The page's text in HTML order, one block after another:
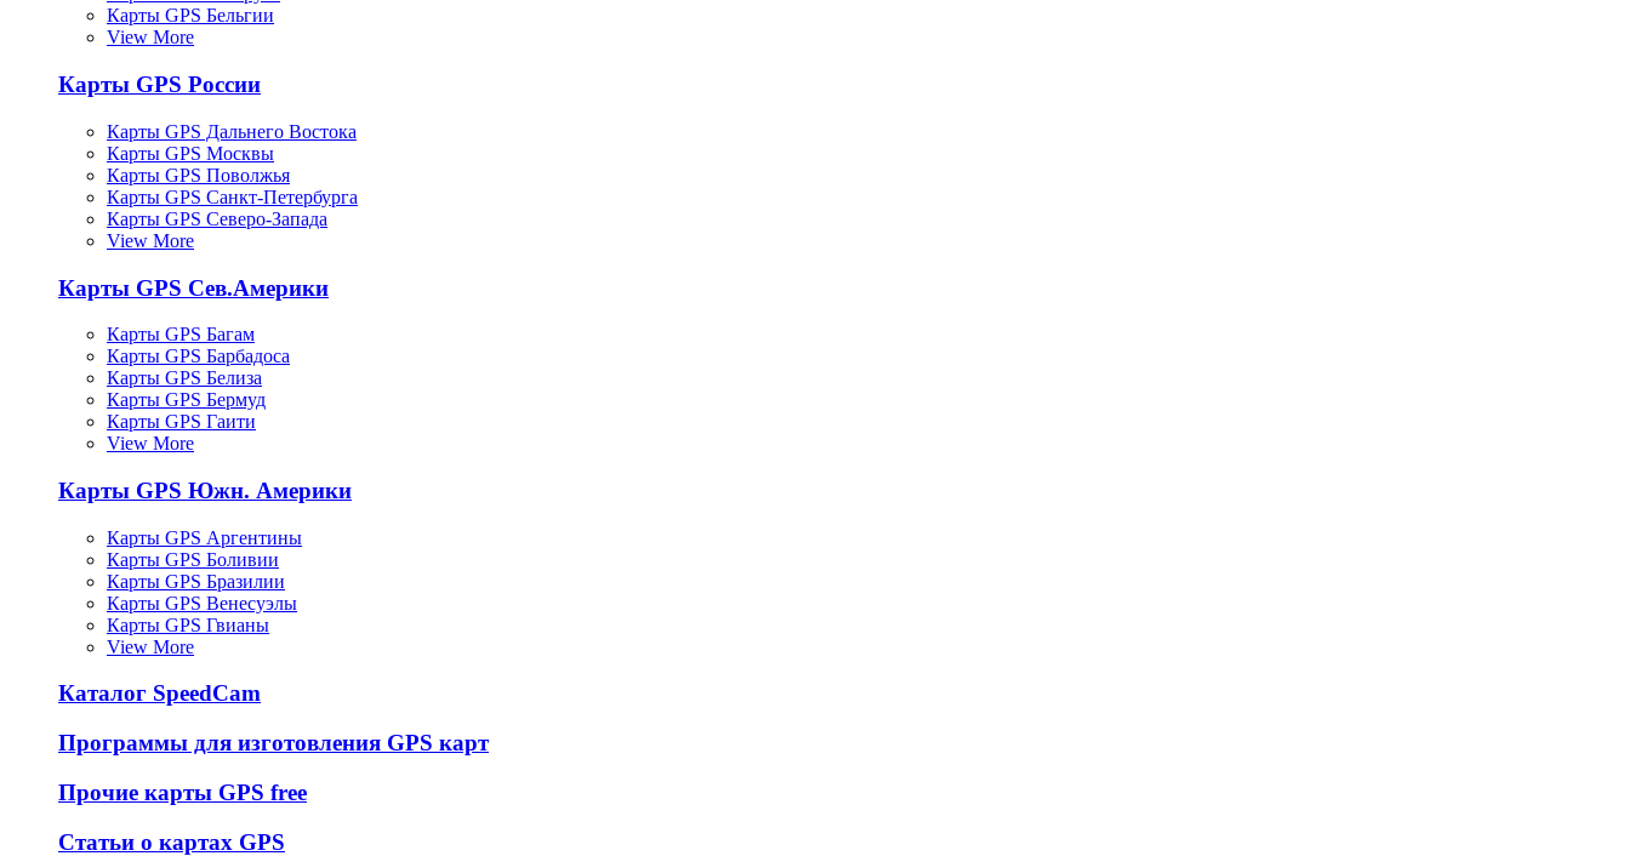
Карты GPS Бельгии
View More
Карты GPS России
Карты GPS Дальнего Востока
Карты GPS Москвы
Карты GPS Поволжья
Карты GPS Санкт-Петербурга
Карты GPS Северо-Запада
View More
Карты GPS Сев.Америки
Карты GPS Багам
Карты GPS Барбадоса
Карты GPS Белиза
Карты GPS Бермуд
Карты GPS Гаити
View More
Карты GPS Южн. Америки
Карты GPS Аргентины
Карты GPS Боливии
Карты GPS Бразилии
Карты GPS Венесуэлы
Карты GPS Гвианы
View More
Каталог SpeedCam
Программы для изготовления GPS карт
Прочие карты GPS free
Статьи о картах GPS